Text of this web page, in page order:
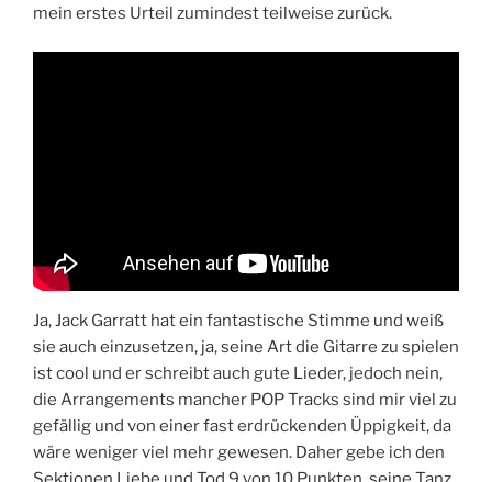
mein erstes Urteil zumindest teilweise zurück.
Ja, Jack Garratt hat ein fantastische Stimme und weiß
sie auch einzusetzen, ja, seine Art die Gitarre zu spielen
ist cool und er schreibt auch gute Lieder, jedoch nein,
die Arrangements mancher POP Tracks sind mir viel zu
gefällig und von einer fast erdrückenden Üppigkeit, da
wäre weniger viel mehr gewesen. Daher gebe ich den